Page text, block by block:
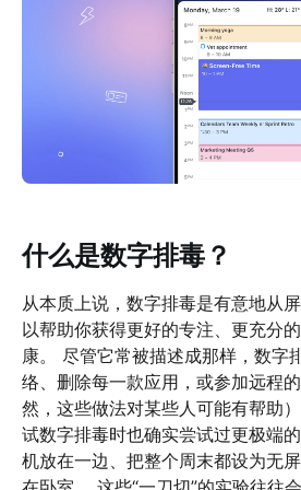
什么是数字排毒？
从本质上说，数字排毒是有意地从
以帮助你获得更好的专注、更充分
康。 尽管它常被描述成那样，数字
络、删除每一款应用，或参加远程
然，这些做法对某些人可能有帮助
试数字排毒时也确实尝试过更极端
机放在一边、把整个周末都设为无